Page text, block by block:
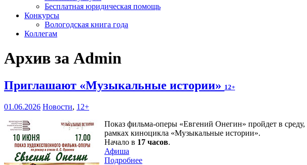
Бесплатная юридическая помощь
Конкурсы
Вологодская книга года
Коллегам
Архив за Admin
Приглашают «Музыкальные истории» 12+
01.06.2026 Новости, 12+
Показ фильма-оперы «Евгений Онегин» пройдет в среду,
рамках киноцикла «Музыкальные истории».
Начало в 17 часов.
Афиша
Подробнее